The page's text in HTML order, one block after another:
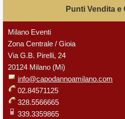
Punti Vendita e
Milano Eventi
Zona Centrale / Gioia
Via G.B. Pirelli, 24
20124 Milano (Mi)
info@capodannoamilano.com
02.84571125
328.5566665
339.3359865